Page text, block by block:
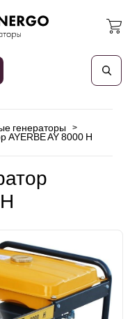
генераторы >
AYERBE AY 8000 H